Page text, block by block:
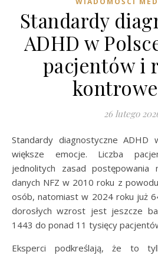
Standardy
ADHD w
pacjentów i
26 lutego
Standardy diagnostyczne ADHD w Polsce budzą coraz
większe emocje. Liczba
jednolitych zasad postępowania
danych NFZ w 2010 roku z
osób, natomiast w 2024 roku już
dorosłych wzrost jest jeszcze
1443 do ponad 11 tysięcy
Eksperci podkreślają, że to